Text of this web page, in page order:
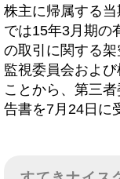
株主に帰属する
では15年3月期の
の取引に関する
監視委員会およ
ことから、第三
告書を7月24日に